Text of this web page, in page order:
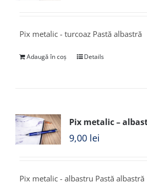
Pix metalic - turcoaz Pastă albastră
Adaugă în coș Details
Pix metalic –
9,00 lei
Pix metalic - albastru Pastă albastră